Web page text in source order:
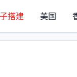
搭建 美国